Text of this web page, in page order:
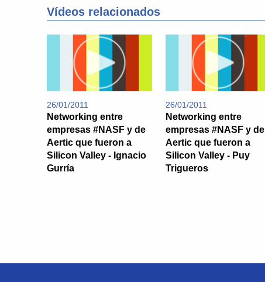
Vídeos relacionados
26/01/2011
Networking entre
empresas #NASF y de
Aertic que fueron a
Silicon Valley - Ignacio
Gurría
26/01/2011
Networking entre
empresas #NASF y de
Aertic que fueron a
Silicon Valley - Puy
Trigueros